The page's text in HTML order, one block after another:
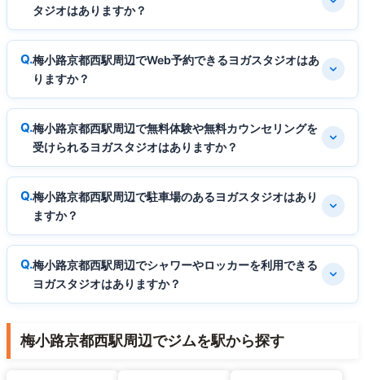
タジオはありますか？
梅小路京都西駅周辺でWeb予約できるヨガスタジオはあ
りますか？
梅小路京都西駅周辺で無料体験や無料カウンセリングを
受けられるヨガスタジオはありますか？
梅小路京都西駅周辺で駐車場のあるヨガスタジオはあり
ますか？
梅小路京都西駅周辺でシャワーやロッカーを利用できる
ヨガスタジオはありますか？
梅小路京都西駅周辺でジムを駅から探す